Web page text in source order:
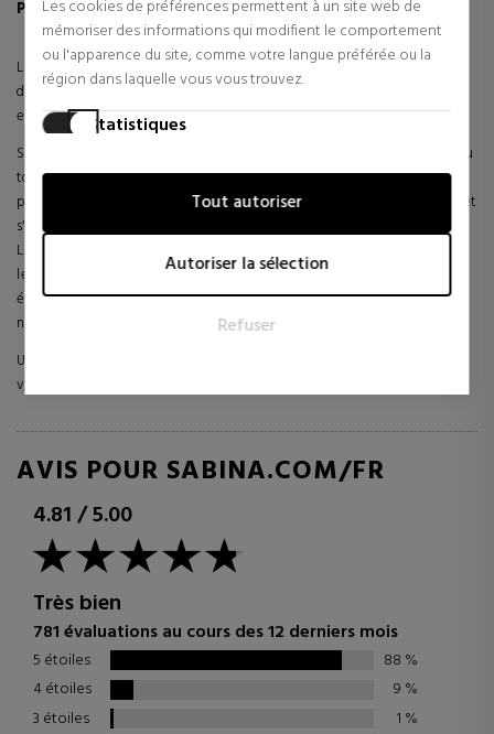
Les cookies de préférences permettent à un site web de
mémoriser des informations qui modifient le comportement
ou l'apparence du site, comme votre langue préférée ou la
région dans laquelle vous vous trouvez.
Statistiques
à comprendre comment les visiteurs interagissent avec les
sites web en collectant et en fournissant des informations
de manière anonyme.
Marketing
Les cookies marketing sont utilisés pour suivre les visiteurs
sur les sites web. L'intention est d'afficher des annonces qui
tiers.
Tout autoriser
Autoriser la sélection
Refuser
PLUS D'INFORMATIONS SUR LE PHYTO BLUSH
Le Phyto Blush
est une texture ultra-douce enrichie d'une formule
d'huiles botaniques pour assurer douceur et confort. Il rehausse et
embellit les joues d'un voile de couleur et de lumière.
Sa texture "transformatrice", ultra-sensorielle, dense et ultra-douce au
toucher, enrobe légèrement la peau. Ultra-fine et légère, cette
poudre sans "effet poudré" glisse sur la peau, se fond parfaitement, et
s'adapte à toutes les humeurs.
La gamme comprend 6 teintes vibrantes et lumineuses pour toutes
les carnations, dont un highlighter pour la touche finale. La peau est
éveillée et harmonieuse, avec un éclat sain et un rayonnement
naturel.
Un blush en poudre à la formule ultra-sensorielle dans des teintes
vibrantes et lumineuses.
AVIS POUR SABINA.COM/FR
4.81/5.00
Très bien
781 évaluations au cours des 12 derniers mois
5 étoiles 88 %
4 étoiles
9 %
3 étoiles
1 %